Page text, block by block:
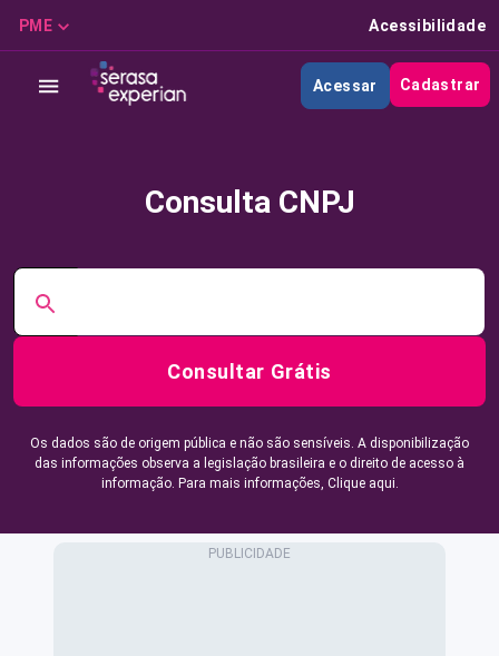
PME Acessibilidade
Acessar Cadastrar
Consulta CNPJ
Consultar Grátis
Os dados são de origem pública e não são sensíveis. A disponibilização
das informações observa a legislação brasileira e o direito de acesso à
informação. Para mais informações, Clique aqui.